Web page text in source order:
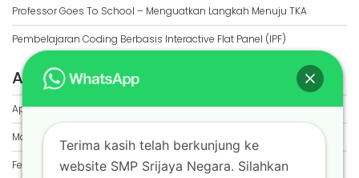
Professor Goes To School – Menguatkan Langkah Menuju TKA
Pembelajaran Coding Berbasis Interactive Flat Panel (IPF)
ARCHIVES
April 2026
March 2026
February 2026
Terima kasih telah berkunjung ke
website SMP Srijaya Negara. Silahkan